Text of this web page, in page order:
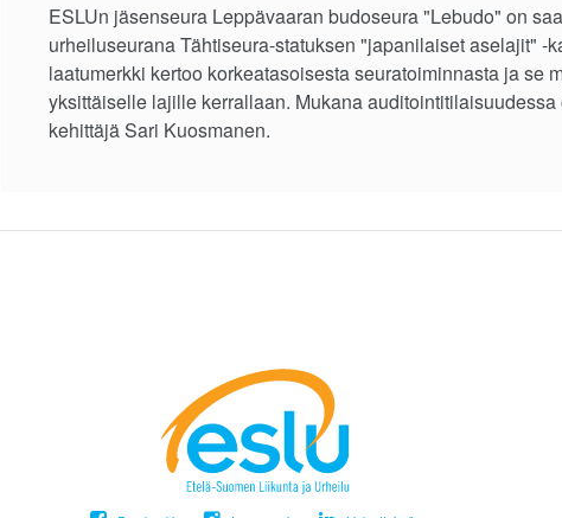
ESLUn jäsenseura Leppävaaran budoseura "Lebudo" on
urheiluseurana Tähtiseura-statuksen "japanilaiset aselajit" -
laatumerkki kertoo korkeatasoisesta seuratoiminnasta ja se
yksittäiselle lajille kerrallaan. Mukana
kehittäjä Sari Kuosmanen.